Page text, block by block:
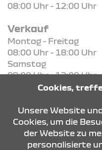
08:00 Uhr - 12:00 Uhr
Verkauf
Montag - Freitag
08:00 Uhr - 18:00 Uhr
Samstag
09:00 Uhr - 12:00 Uhr
KONTAKT &
Cookies,
Unsere Website
Cookies, um die
der Website zu
personalisierte